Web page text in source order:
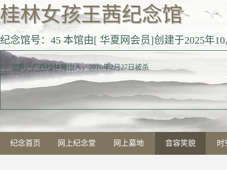
桂林女孩王茜纪念馆
纪念馆号：45 本馆由[ 华夏网会员]创建于2025年10
王茜，广西桂林雁山人，2010年2月27日被杀
纪念首页 网上纪念堂 网上墓地 音容笑貌 时